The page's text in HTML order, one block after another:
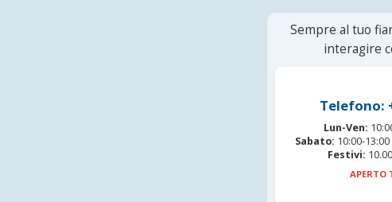
Sempre al tuo
interagire
Telefono:
Lun-Ven:
Sabato: 10:00-
Festivi:
APERTO